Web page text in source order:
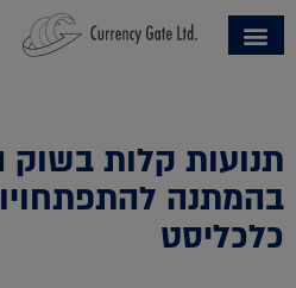
תנועות קלות
בהמתנה
כלכליסט